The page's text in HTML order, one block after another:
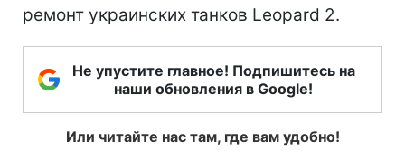
ремонт украинских танков Leopard 2.
Не упустите главное! Подпишитесь на
наши обновления в Google!
Или читайте нас там, где вам удобно!